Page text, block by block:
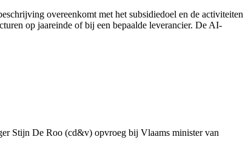
overeenkomt met het subsidiedoel en de activiteiten
op jaareinde of bij een bepaalde leverancier. De AI-
Stijn De Roo (cd&v) opvroeg bij Vlaams minister van